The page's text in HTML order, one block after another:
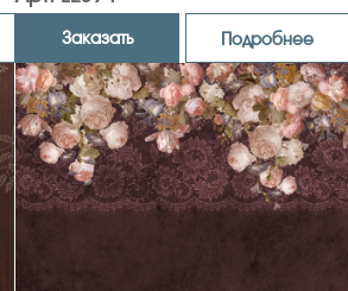
Заказать Подробнее